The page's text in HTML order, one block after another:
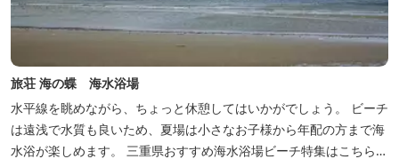
旅荘 海の蝶 海水浴場
水平線を眺めながら、ちょっと休憩してはいかがでしょう。 ビーチ
は遠浅で水質も良いため、夏場は小さなお子様から年配の方まで海
水浴が楽しめます。 三重県おすすめ海水浴場ビーチ特集はこちら